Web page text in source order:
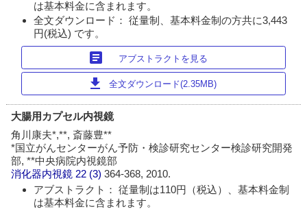
は基本料金に含まれます。
全文ダウンロード： 従量制、基本料金制の方共に3,443
円(税込) です。
article アブストラクトを見る
download 全文ダウンロード(2.35MB)
大腸用カプセル内視鏡
角川康夫*,**, 斎藤豊**
*国立がんセンターがん予防・検診研究センター検診研究開発
部, **中央病院内視鏡部
消化器内視鏡 22 (3)364-368, 2010.
アブストラクト： 従量制は110円（税込）、基本料金制
は基本料金に含まれます。